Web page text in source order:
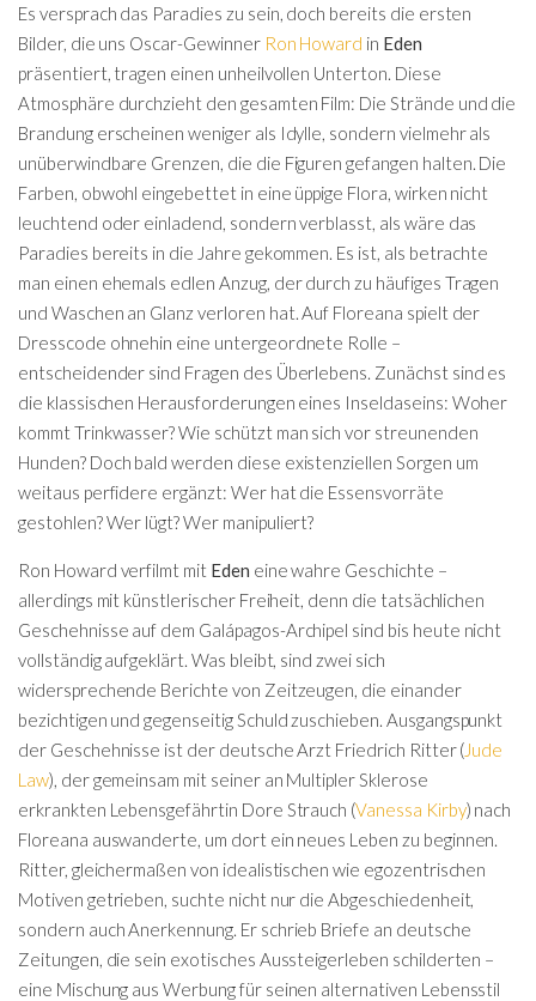
Es versprach das Paradies zu sein, doch bereits die ersten
Bilder, die uns Oscar-Gewinner Ron Howard in Eden
präsentiert, tragen einen unheilvollen Unterton. Diese
Atmosphäre durchzieht den gesamten Film: Die Strände und die
Brandung erscheinen weniger als Idylle, sondern vielmehr als
unüberwindbare Grenzen, die die Figuren gefangen halten. Die
Farben, obwohl eingebettet in eine üppige Flora, wirken nicht
leuchtend oder einladend, sondern verblasst, als wäre das
Paradies bereits in die Jahre gekommen. Es ist, als betrachte
man einen ehemals edlen Anzug, der durch zu häufiges Tragen
und Waschen an Glanz verloren hat. Auf Floreana spielt der
Dresscode ohnehin eine untergeordnete Rolle –
entscheidender sind Fragen des Überlebens. Zunächst sind es
die klassischen Herausforderungen eines Inseldaseins: Woher
kommt Trinkwasser? Wie schützt man sich vor streunenden
Hunden? Doch bald werden diese existenziellen Sorgen um
weitaus perfidere ergänzt: Wer hat die Essensvorräte
gestohlen? Wer lügt? Wer manipuliert?
Ron Howard verfilmt mit Eden eine wahre Geschichte –
allerdings mit künstlerischer Freiheit, denn die tatsächlichen
Geschehnisse auf dem Galápagos-Archipel sind bis heute nicht
vollständig aufgeklärt. Was bleibt, sind zwei sich
widersprechende Berichte von Zeitzeugen, die einander
bezichtigen und gegenseitig Schuld zuschieben. Ausgangspunkt
der Geschehnisse ist der deutsche Arzt Friedrich Ritter ( Jude
Law), der gemeinsam mit seiner an Multipler Sklerose
erkrankten Lebensgefährtin Dore Strauch (Vanessa Kirby) nach
Floreana auswanderte, um dort ein neues Leben zu beginnen.
Ritter, gleichermaßen von idealistischen wie egozentrischen
Motiven getrieben, suchte nicht nur die Abgeschiedenheit,
sondern auch Anerkennung. Er schrieb Briefe an deutsche
Zeitungen, die sein exotisches Aussteigerleben schilderten –
eine Mischung aus Werbung für seinen alternativen Lebensstil